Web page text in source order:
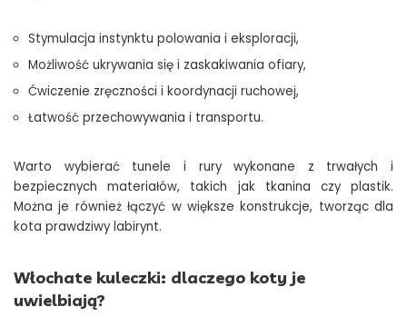
Stymulacja instynktu polowania i eksploracji,
Możliwość ukrywania się i zaskakiwania ofiary,
Ćwiczenie zręczności i koordynacji ruchowej,
Łatwość przechowywania i transportu.
Warto wybierać tunele i rury wykonane z trwałych i
bezpiecznych materiałów, takich jak tkanina czy plastik.
Można je również łączyć w większe konstrukcje, tworząc dla
kota prawdziwy labirynt.
Włochate kuleczki: dlaczego koty je
uwielbiają?